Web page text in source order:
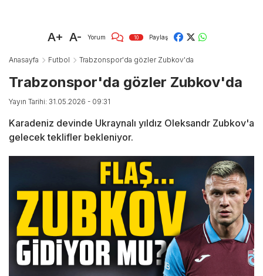
A+ A- Yorum 10 Paylaş
Anasayfa Futbol Trabzonspor'da gözler Zubkov'da
Trabzonspor'da gözler Zubkov'da
Yayın Tarihi: 31.05.2026 - 09:31
Karadeniz devinde Ukraynalı yıldız Oleksandr Zubkov'a
gelecek teklifler bekleniyor.